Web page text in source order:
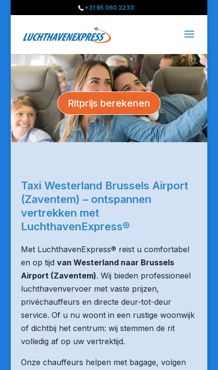
+31 85 060 3233
Ritprijs berekenen
Taxi Westerland Brussels Airport
(Zaventem) – ontspannen
vertrekken met
LuchthavenExpress®
Met LuchthavenExpress® reist u comfortabel
en op tijd van Westerland naar Brussels
Airport (Zaventem). Wij bieden professioneel
luchthavenvervoer met vaste prijzen,
privéchauffeurs en directe deur-tot-deur
service. Of u nu woont in een rustige woonwijk
of dichtbij het centrum: wij stemmen de rit
volledig af op uw vertrektijd.
Onze chauffeurs helpen met bagage, volgen